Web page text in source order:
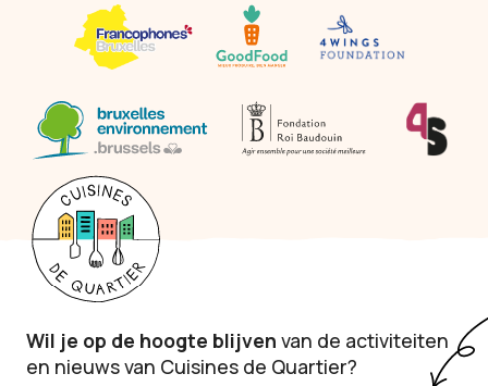
Wil je op de hoogte blijven van de activiteiten
en nieuws van Cuisines de Quartier?